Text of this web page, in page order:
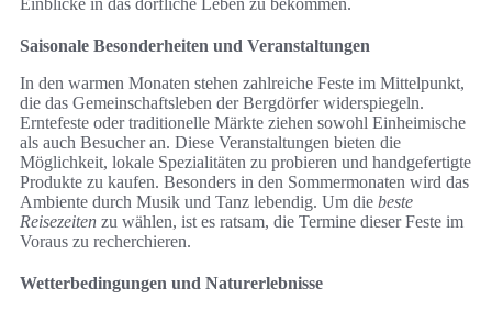
Einblicke in das dörfliche Leben zu bekommen.
Saisonale Besonderheiten und Veranstaltungen
In den warmen Monaten stehen zahlreiche Feste im Mittelpunkt,
die das Gemeinschaftsleben der Bergdörfer widerspiegeln.
Erntefeste oder traditionelle Märkte ziehen sowohl Einheimische
als auch Besucher an. Diese Veranstaltungen bieten die
Möglichkeit, lokale Spezialitäten zu probieren und handgefertigte
Produkte zu kaufen. Besonders in den Sommermonaten wird das
Ambiente durch Musik und Tanz lebendig. Um die beste
Reisezeiten zu wählen, ist es ratsam, die Termine dieser Feste im
Voraus zu recherchieren.
Wetterbedingungen und Naturerlebnisse